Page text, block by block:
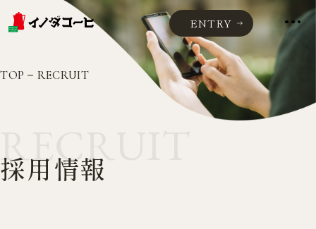
ENTRY
TOP RECRUIT
RECRUIT
採用情報